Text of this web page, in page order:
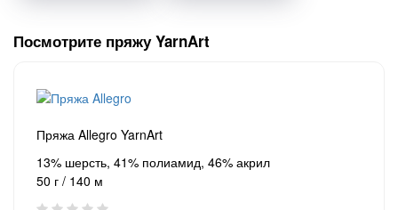
Посмотрите пряжу YarnArt
Пряжа Allegro YarnArt
13% шерсть, 41% полиамид, 46% акрил
50 г / 140 м